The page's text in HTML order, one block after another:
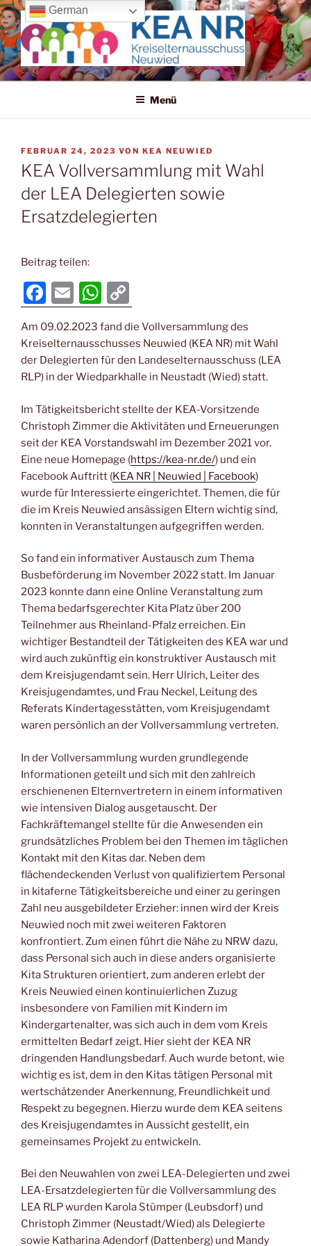
Zum
Inhalt
springen
KREISELTERNAUSSCHUSS
Wir machen uns für die Kleinen stark!
Menü
VERÖFFENTLICHT
AM
FEBRUAR 24, 2023 VON KEA NEUWIED
KEA Vollversammlung mit Wahl
der LEA Delegierten sowie
Ersatzdelegierten
Beitrag teilen:
F
a
c
e
b
o
o
k
E
m
ai
l
W
h
at
s
A
p
p
o
p
y
Li
n
k
Am 09.02.2023 fand die Vollversammlung des
Kreiselternausschusses Neuwied (KEA NR) mit Wahl
der Delegierten für den Landeselternausschuss (LEA
RLP) in der Wiedparkhalle in Neustadt (Wied) statt.
Im Tätigkeitsbericht stellte der KEA-Vorsitzende
Christoph Zimmer die Aktivitäten und Erneuerungen
seit der KEA Vorstandswahl im Dezember 2021 vor.
Eine neue Homepage (https://kea-nr.de/) und ein
Facebook Auftritt (KEA NR | Neuwied | Facebook)
wurde für Interessierte eingerichtet. Themen, die für
die im Kreis Neuwied ansässigen Eltern wichtig sind,
konnten in Veranstaltungen aufgegriffen werden.
So fand ein informativer Austausch zum Thema
Busbeförderung im November 2022 statt. Im Januar
2023 konnte dann eine Online Veranstaltung zum
Thema bedarfsgerechter Kita Platz über 200
Teilnehmer aus Rheinland-Pfalz erreichen. Ein
wichtiger Bestandteil der Tätigkeiten des KEA war und
wird auch zukünftig ein konstruktiver Austausch mit
dem Kreisjugendamt sein. Herr Ulrich, Leiter des
Kreisjugendamtes, und Frau Neckel, Leitung des
Referats Kindertagesstätten, vom Kreisjugendamt
waren persönlich an der Vollversammlung vertreten.
In der Vollversammlung wurden grundlegende
Informationen geteilt und sich mit den zahlreich
erschienenen Elternvertretern in einem informativen
wie intensiven Dialog ausgetauscht. Der
Fachkräftemangel stellte für die Anwesenden ein
grundsätzliches Problem bei den Themen im täglichen
Kontakt mit den Kitas dar. Neben dem
flächendeckenden Verlust von qualifiziertem Personal
in kitaferne Tätigkeitsbereiche und einer zu geringen
Zahl neu ausgebildeter Erzieher: innen wird der Kreis
Neuwied noch mit zwei weiteren Faktoren
konfrontiert. Zum einen führt die Nähe zu NRW dazu,
dass Personal sich auch in diese anders organisierte
Kita Strukturen orientiert, zum anderen erlebt der
Kreis Neuwied einen kontinuierlichen Zuzug
insbesondere von Familien mit Kindern im
Kindergartenalter, was sich auch in dem vom Kreis
ermittelten Bedarf zeigt. Hier sieht der KEA NR
dringenden Handlungsbedarf. Auch wurde betont, wie
wichtig es ist, dem in den Kitas tätigen Personal mit
wertschätzender Anerkennung, Freundlichkeit und
Respekt zu begegnen. Hierzu wurde dem KEA seitens
des Kreisjugendamtes in Aussicht gestellt, ein
gemeinsames Projekt zu entwickeln.
Bei den Neuwahlen von zwei LEA-Delegierten und zwei
LEA-Ersatzdelegierten für die Vollversammlung des
LEA RLP wurden Karola Stümper (Leubsdorf) und
Christoph Zimmer (Neustadt/Wied) als Delegierte
sowie Katharina Adendorf (Dattenberg) und Mandy
German